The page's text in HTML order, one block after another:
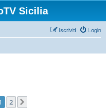
Sicilia
Login
Iscriviti
2